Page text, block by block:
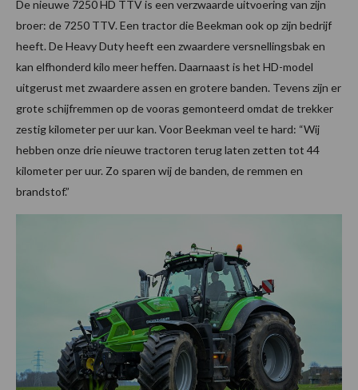
De nieuwe 7250 HD TTV is een verzwaarde uitvoering van zijn
broer: de 7250 TTV. Een tractor die Beekman ook op zijn bedrijf
heeft. De Heavy Duty heeft een zwaardere versnellingsbak en
kan elfhonderd kilo meer heffen. Daarnaast is het HD-model
uitgerust met zwaardere assen en grotere banden. Tevens zijn er
grote schijfremmen op de vooras gemonteerd omdat de trekker
zestig kilometer per uur kan. Voor Beekman veel te hard: “Wij
hebben onze drie nieuwe tractoren terug laten zetten tot 44
kilometer per uur. Zo sparen wij de banden, de remmen en
brandstof.”